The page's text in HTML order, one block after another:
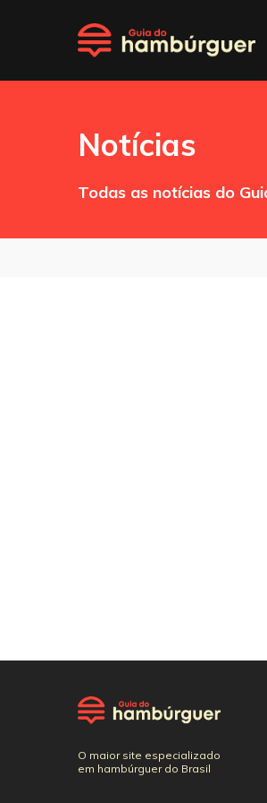
Notícias
Todas as notícias do
O maior site especializado
em hambúrguer do Brasil